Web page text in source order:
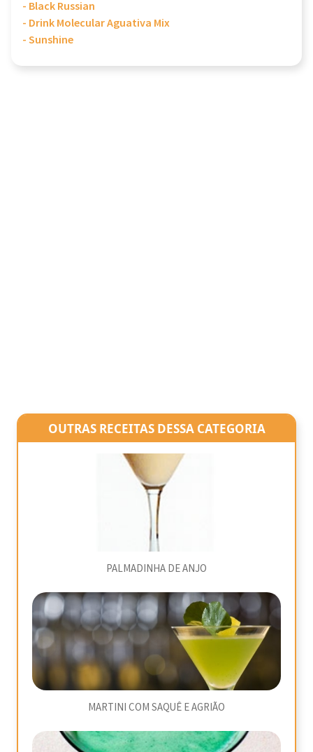
- Black Russian
- Drink Molecular Aguativa Mix
- Sunshine
OUTRAS RECEITAS DESSA CATEGORIA
PALMADINHA DE ANJO
MARTINI COM SAQUÊ E AGRIÃO